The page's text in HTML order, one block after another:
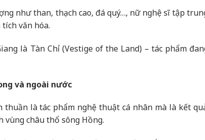
như than, thạch cao, đá quý…, nữ nghệ sĩ tập
văn hóa.
là Tàn Chỉ (Vestige of the Land) – tác phẩm
và ngoài nước
thuần là tác phẩm nghệ thuật cá nhân mà là kết
vùng châu thổ sông Hồng.